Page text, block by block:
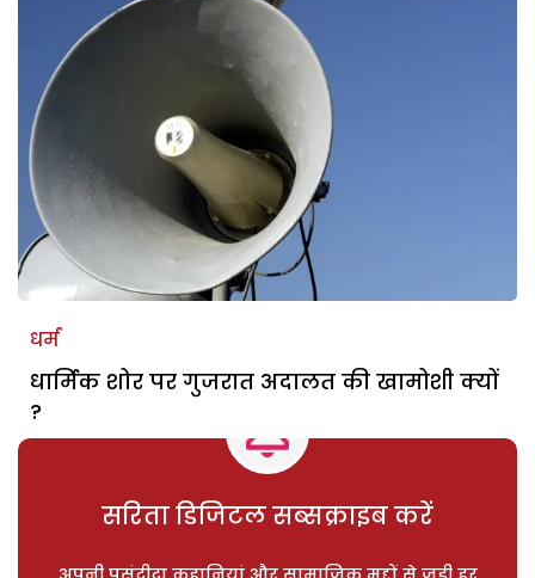
धर्म
धार्मिक शोर पर गुजरात अदालत की खामोशी क्यों
?
सरिता डिजिटल सब्सक्राइब करें